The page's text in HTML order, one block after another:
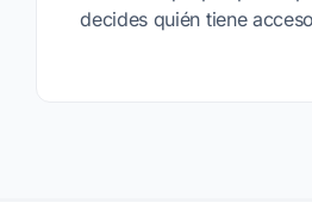
decides quién tiene